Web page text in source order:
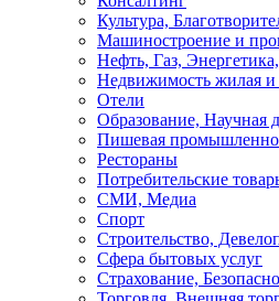
Культура,
Машиностроение и
Нефть, Газ,
Недвижимость жилая и
Отели
Образование, Научная
Пишевая
Рестораны
Потребительские
СМИ, Медиа
Спорт
Строительство,
Сфера бытовых услуг
Страхование,